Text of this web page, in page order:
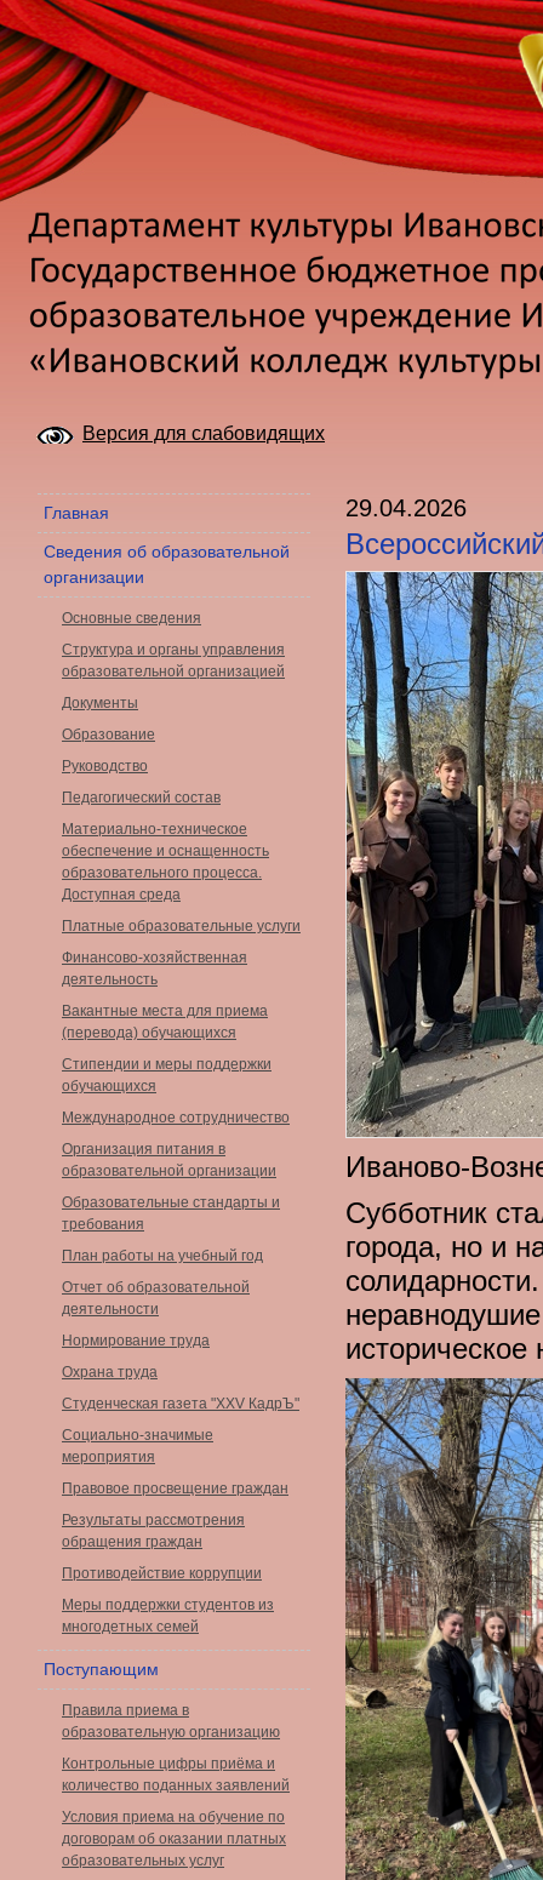
Версия для слабовидящих
Главная
Сведения об образовательной
организации
Основные сведения
Структура и органы управления
образовательной организацией
Документы
Образование
Руководство
Педагогический состав
Материально-техническое
обеспечение и оснащенность
образовательного процесса.
Доступная среда
Платные образовательные услуги
Финансово-хозяйственная
деятельность
Вакантные места для приема
(перевода) обучающихся
Стипендии и меры поддержки
обучающихся
Международное сотрудничество
Организация питания в
образовательной организации
Образовательные стандарты и
требования
План работы на учебный год
Отчет об образовательной
деятельности
Нормирование труда
Охрана труда
Студенческая газета "XXV КадрЪ"
Социально-значимые
мероприятия
Правовое просвещение граждан
Результаты рассмотрения
обращения граждан
Противодействие коррупции
Меры поддержки студентов из
многодетных семей
Поступающим
Правила приема в
образовательную организацию
Контрольные цифры приёма и
количество поданных заявлений
Условия приема на обучение по
договорам об оказании платных
образовательных услуг
29.04.2026
Иваново-
Субботник
города, но и
историческое